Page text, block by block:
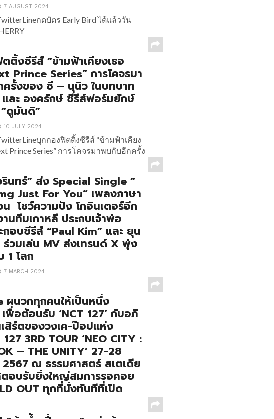
7 AUGUST 2024
กดบัตร Early Bird ได้แล้ววัน
เทศกาลดนตรีแห่งความทรงจำ! เตรียม
ำหรับค่ำคืนแห่งความทรงจำครั้งแรกใน
ทศกาลดนตรีที่รวบรวมศิลปินสุดฮอต และ
ระเทศไทย และประเทศเกาหลีใต้ โดยผู้
Live นำทัพศิลปินด้วย Lucas (ลูคัส) ซูเปอร์
กับการคัมแบคเดี่ยวในไทยครั้งแรกที่ทุก
Brown นักร้อง Indie R&B สัญชาติ
คอนเสิร์ตไปทั่วโลก...
ติ้งซีรีส์ “ข้ามฟ้าเคียงเธอ
Prince Series” การโคจรมา
รั้งของ ซี – นุนิว ในบทบาท
และ องครักษ์ ซีรีส์ฟอร์มยักษ์
ดูมันดิ”
10 JULY 2024
บุกกองฟิตติ้งซีรีส์ “ข้ามฟ้าเคียง
Prince Series” การโคจรมาพบกับอีกครั้ง
ค่าย “ดูมันดิ”...
นทร์” ส่ง Special Single “
Just For You” เพลงภาษา
น โชว์ความปัง โกอินเตอร์อีก
นทีมเกาหลี ประกบเจ้าพ่อ
กอบซีรีส์ “Paul Kim” และ ยุน
วมเล่น MV ส่งเทรนด์ X พุ่ง
1 โลก
7 MARCH 2024
Just For You” เพลงภาษาเกาหลี
มปัง โกอินเตอร์อีกขั้น ร่วมงานทีม
บเจ้าพ่อเพลงประกอบซีรีส์ “Paul
ผนวกทุกคนให้เป็นหนึ่ง
พื่อต้อนรับ ‘NCT 127’ กับอภิ
สิร์ตของวงเค-ป๊อปแห่ง
3RD TOUR ‘NEO CITY :
– THE UNITY’ 27-28
ณ ธรรมศาสตร์ สเตเดีย
ตอบรับยิ่งใหญ่สมการรอคอย
OUT ทุกที่นั่งทันทีที่เปิด
26 JANUARY 2024